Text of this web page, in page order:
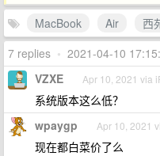
MacBook
Air 西
7 replies • 2021-04-10
VZXE Apr 10, 2021 via
系统版本这么低？
wpaygp Apr 10, 2021
现在都白菜价了么